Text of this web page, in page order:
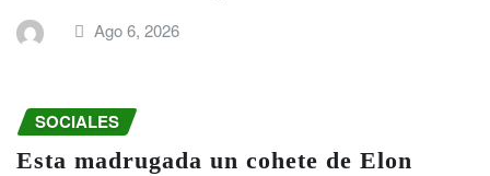
Ago 6, 2026
SOCIALES
Esta madrugada un cohete de Elon